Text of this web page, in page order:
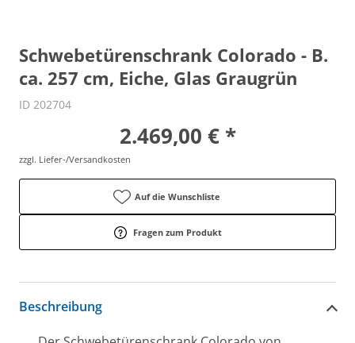
Schwebetürenschrank Colorado - B.
ca. 257 cm, Eiche, Glas Graugrün
ID 202704
2.469,00 € *
zzgl. Liefer-/Versandkosten
Auf die Wunschliste
Fragen zum Produkt
Beschreibung